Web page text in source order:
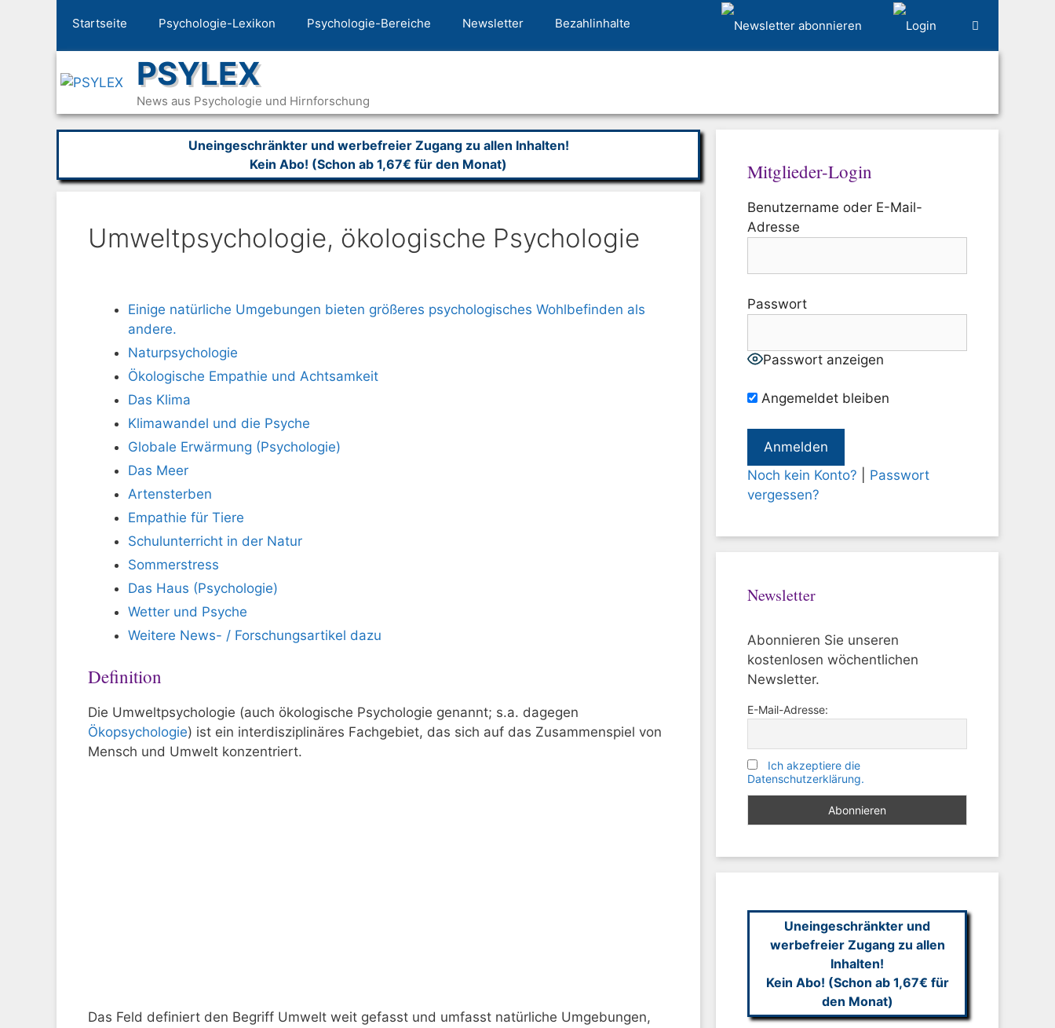
Startseite Psychologie-Lexikon Psychologie-Bereiche Newsletter Bezahlinhalte
PSYLEX
News aus Psychologie und Hirnforschung
Uneingeschränkter und werbefreier Zugang zu allen Inhalten!
Kein Abo! (Schon ab 1,67€ für den Monat)
Umweltpsychologie, ökologische Psychologie
Einige natürliche Umgebungen bieten größeres psychologisches Wohlbefinden als
andere.
Naturpsychologie
Ökologische Empathie und Achtsamkeit
Das Klima
Klimawandel und die Psyche
Globale Erwärmung (Psychologie)
Das Meer
Artensterben
Empathie für Tiere
Schulunterricht in der Natur
Sommerstress
Das Haus (Psychologie)
Wetter und Psyche
Weitere News- / Forschungsartikel dazu
Definition
Die Umweltpsychologie (auch ökologische Psychologie genannt; s.a. dagegen
Ökopsychologie) ist ein interdisziplinäres Fachgebiet, das sich auf das Zusammenspiel von
Mensch und Umwelt konzentriert.
Das Feld definiert den Begriff Umwelt weit gefasst und umfasst natürliche Umgebungen,
Mitglieder-Login
Benutzername oder E-Mail-
Adresse
Passwort
Passwort anzeigen
Angemeldet bleiben
Noch kein Konto?
Passwort
vergessen?
Newsletter
Abonnieren Sie unseren
kostenlosen wöchentlichen
Newsletter.
E-Mail-Adresse:
Ich akzeptiere die
Datenschutzerklärung.
Uneingeschränkter und
werbefreier Zugang zu allen
Inhalten!
Kein Abo! (Schon ab 1,67€ für
den Monat)